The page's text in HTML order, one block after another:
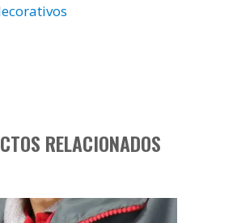
RELACIONADOS